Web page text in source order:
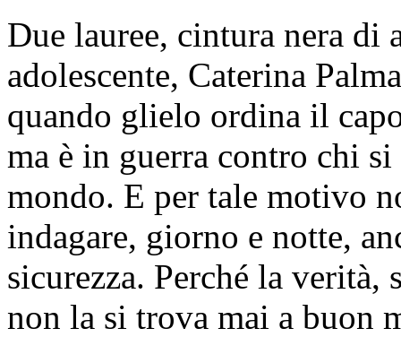
Due lauree, cintura nera
adolescente, Caterina
quando glielo ordina il
ma è in guerra contro chi
mondo. E per tale motivo
indagare, giorno e notte,
sicurezza. Perché la verità,
non la si trova mai a buon